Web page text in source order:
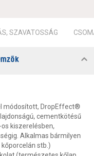
SZAVATOSSÁG
módosított, DropEffect®
cementkötésű
kiszerelésben,
Alkalmas bármilyen
stb.)